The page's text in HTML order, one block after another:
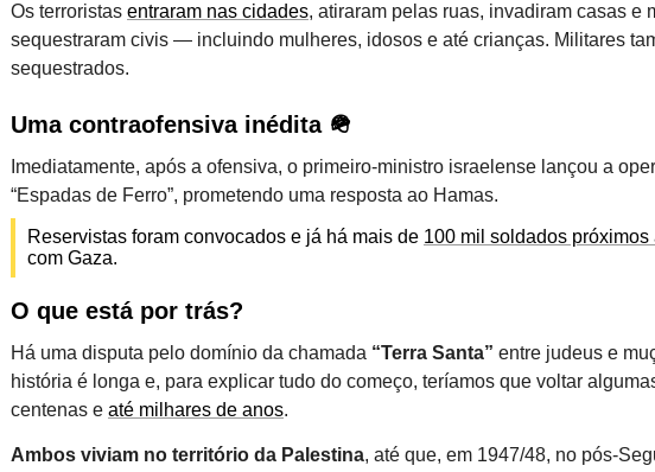
Os terroristas entraram nas cidades, atiraram pelas ruas, invadiram casas e
sequestraram civis — incluindo mulheres, idosos e até crianças. Militares
sequestrados.
Uma contraofensiva inédita 🪖
Imediatamente, após a ofensiva, o primeiro-ministro israelense lançou a
“Espadas de Ferro”, prometendo uma resposta ao Hamas.
Reservistas foram convocados e já há mais de 100 mil soldados próximos
com Gaza.
O que está por trás?
Há uma disputa pelo domínio da chamada “Terra Santa” entre judeus e
história é longa e, para explicar tudo do começo, teríamos que voltar
centenas e até milhares de anos.
Ambos viviam no território da Palestina, até que, em 1947/48, no pós-